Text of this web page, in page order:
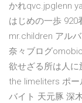
かれqvc.jpglenn
はじめの一歩 920
mr.children アル
奈々ブログ
欲せざる所は人
the limeliters ポー
バイト 天元豚 深